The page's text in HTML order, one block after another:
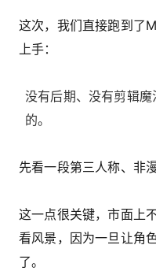
这次，我们直接跑到了
上手：
没有后期、没有剪辑
的。
先看一段第三人称、非
这一点很关键，市面上
看风景，因为一旦让角
了。